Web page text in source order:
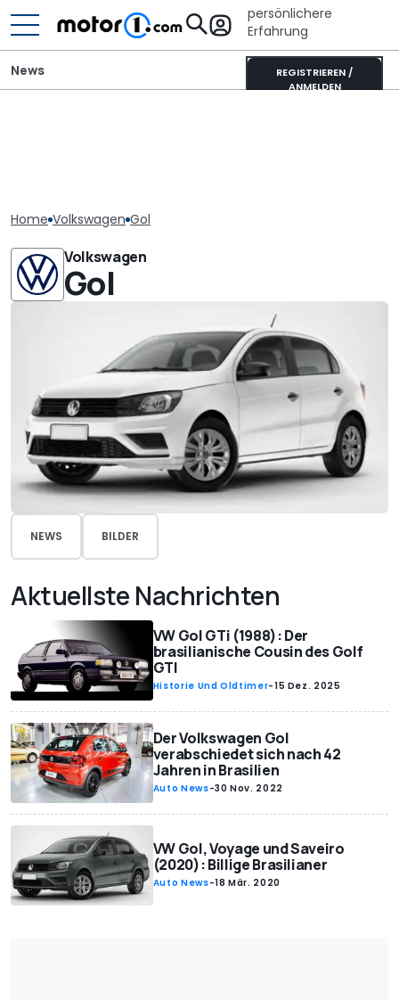
persönlichere
Erfahrung
REGISTRIEREN /
ANMELDEN
News
Home Volkswagen Gol
Volkswagen
Gol
NEWS BILDER
Aktuellste Nachrichten
VW Gol GTi (1988): Der
brasilianische Cousin des Golf
GTI
Historie Und Oldtimer-15 Dez. 2025
Der Volkswagen Gol
verabschiedet sich nach 42
Jahren in Brasilien
Auto News-30 Nov. 2022
VW Gol, Voyage und Saveiro
(2020): Billige Brasilianer
Auto News-18 Mär. 2020